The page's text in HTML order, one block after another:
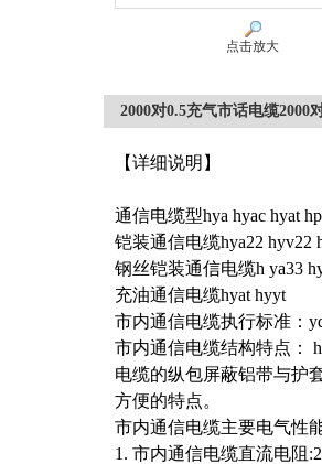
点击放大
2000对0.5充气市话电缆2000
【详细说明】
通信电缆型hya hyac hyat
铠装通信电缆hya22 hyv22
钢丝铠装通信电缆h ya33
充油通信电缆hyat hyyt
市内通信电缆执行标准：
市内通信电缆结构特点：
电缆的纵包屏蔽铝带与护
方便的特点。
市内通信电缆主要电气性
1. 市内通信电缆直流电阻